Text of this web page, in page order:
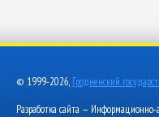
© 1999-2026, Гродненский
Разработка сайта —